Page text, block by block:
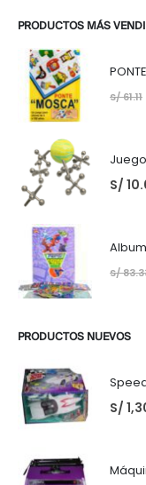
PRODUCTOS MÁS
S/61.11
S/
S/
PRODUCTOS NUEVOS
S/